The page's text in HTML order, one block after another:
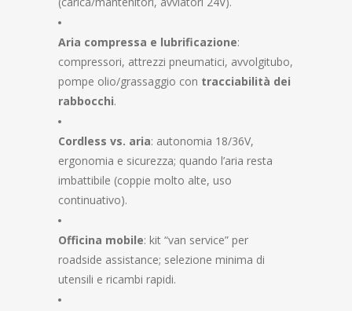
Aria compressa e lubrificazione:
compressori, attrezzi pneumatici, avvolgitubo,
pompe olio/grassaggio con tracciabilità dei
rabbocchi.
Cordless vs. aria: autonomia 18/36V,
ergonomia e sicurezza; quando l’aria resta
imbattibile (coppie molto alte, uso
continuativo).
Officina mobile: kit “van service” per
roadside assistance; selezione minima di
utensili e ricambi rapidi.